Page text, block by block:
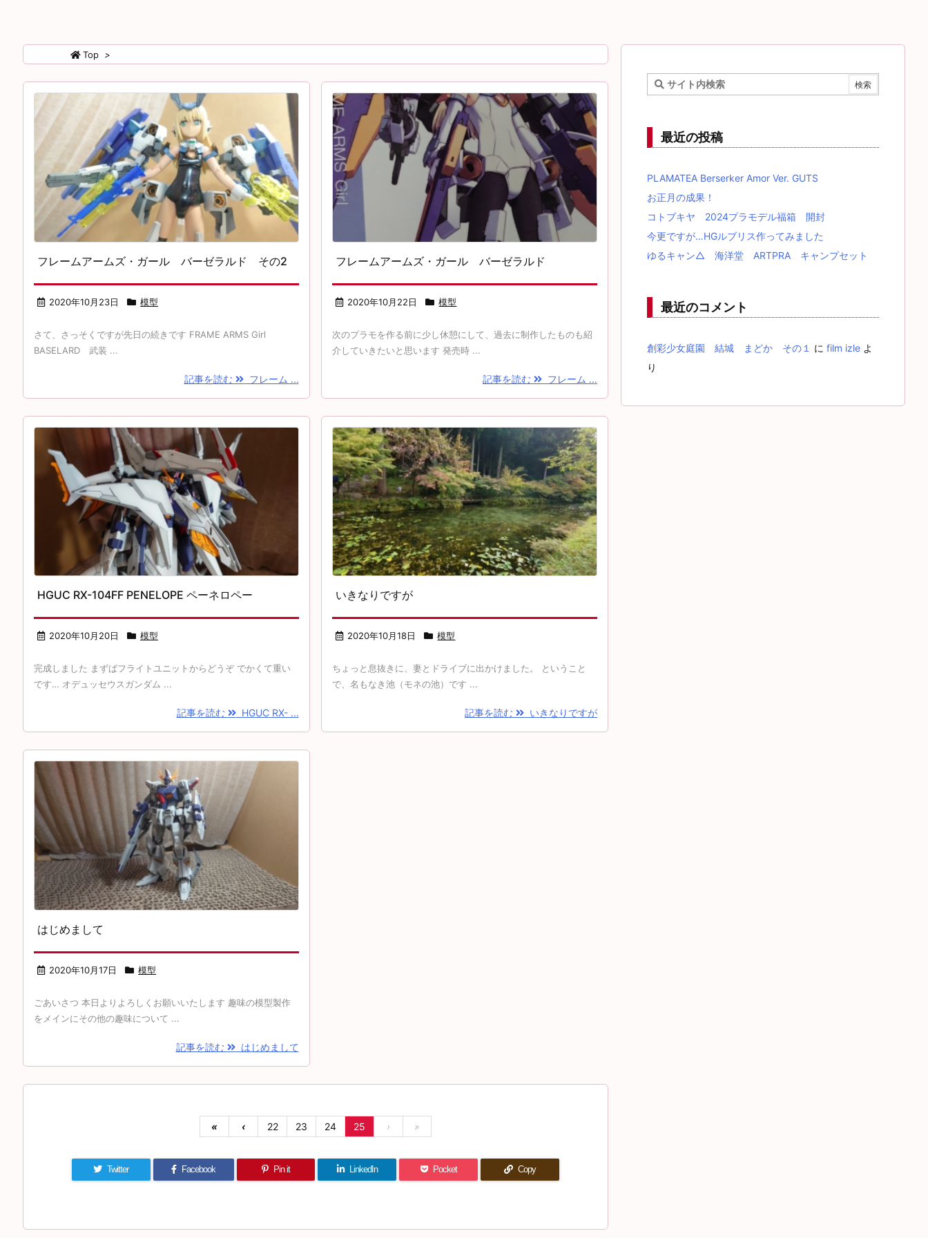
Top >
フレームアームズ・ガール バーゼラルド その2
2020年10月23日 模型
さて、さっそくですが先日の続きです FRAME ARMS Girl
BASELARD 武装 ...
記事を読む フレーム ...
フレームアームズ・ガール バーゼラルド
2020年10月22日 模型
次のプラモを作る前に少し休憩にして、過去に制作したものも紹
介していきたいと思います 発売時 ...
記事を読む フレーム ...
HGUC RX-104FF PENELOPE ペーネロペー
2020年10月20日 模型
完成しました まずばフライトユニットからどうぞ でかくて重い
です… オデュッセウスガンダム ...
記事を読む HGUC RX- ...
いきなりですが
2020年10月18日 模型
ちょっと息抜きに、妻とドライブに出かけました。 ということ
で、名もなき池（モネの池）です ...
記事を読む いきなりですが
はじめまして
2020年10月17日 模型
ごあいさつ 本日よりよろしくお願いいたします 趣味の模型製作
をメインにその他の趣味について ...
記事を読む はじめまして
« ‹ 22 23 24 25 › »
Twitter Facebook Pin it LinkedIn Pocket Copy
最近の投稿
PLAMATEA Berserker Amor Ver. GUTS
お正月の成果！
コトブキヤ 2024プラモデル福箱 開封
今更ですが…HGルブリス作ってみました
ゆるキャン△ 海洋堂 ARTPRA キャンプセット
最近のコメント
創彩少女庭園 結城 まどか その１ に film izle よ
り